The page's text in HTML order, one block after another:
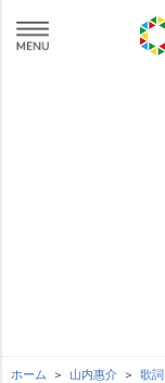
ホーム 山内惠介 歌詞